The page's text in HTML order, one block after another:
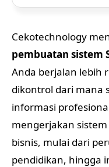
Cekotechnology
pembuatan sistem
Anda berjalan lebih
dikontrol dari mana
informasi
mengerjakan
bisnis, mulai dari
pendidikan, hingga